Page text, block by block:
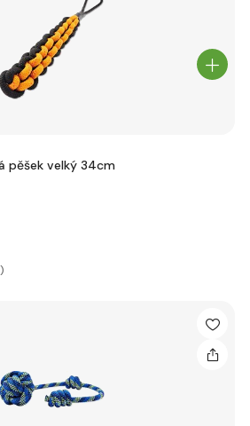
pěšek velký 34cm